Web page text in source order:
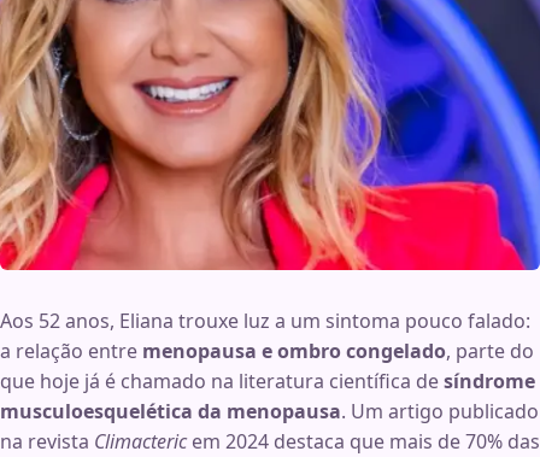
Aos 52 anos, Eliana trouxe luz a um sintoma pouco falado:
a relação entre menopausa e ombro congelado, parte do
que hoje já é chamado na literatura científica desíndrome
musculoesquelética da menopausa. Um artigo publicado
na revista Climactericem 2024 destaca que mais de 70% das